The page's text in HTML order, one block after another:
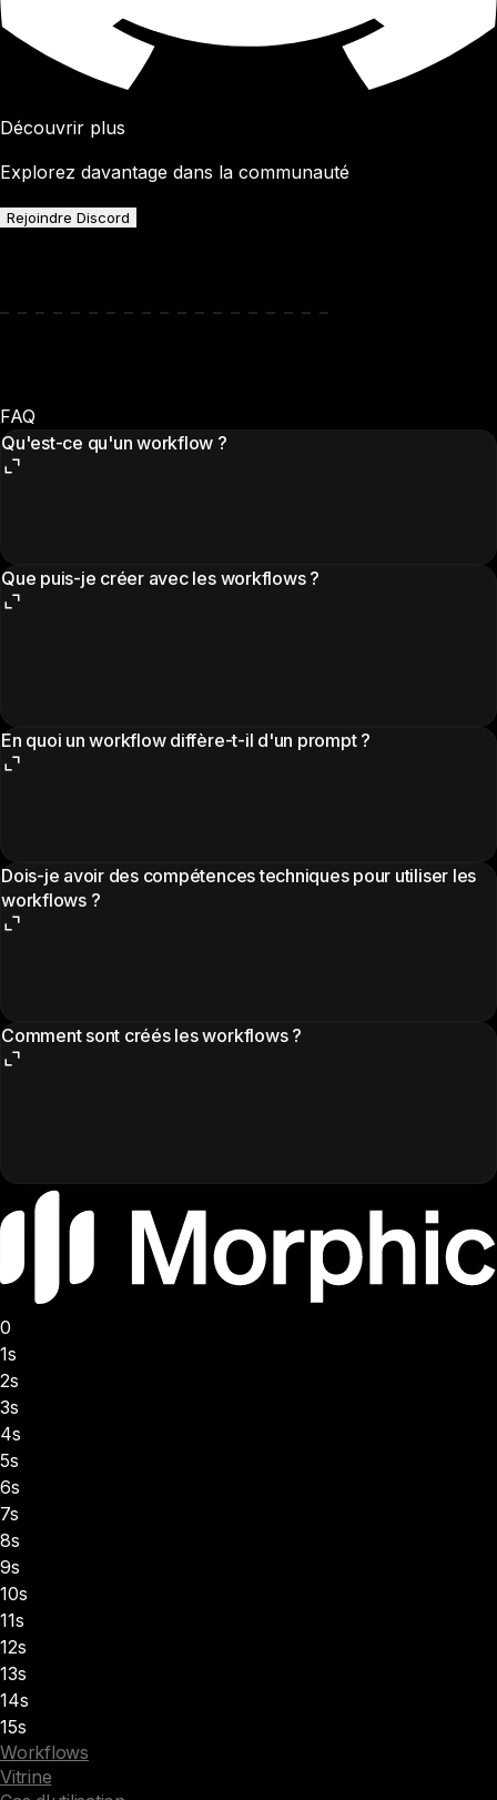
Découvrir plus
Explorez davantage dans la communauté
Rejoindre Discord
FAQ
Qu'est-ce qu'un workflow ?
Que puis-je créer avec les workflows ?
En quoi un workflow diffère-t-il d'un prompt ?
Dois-je avoir des compétences techniques pour utiliser les
workflows ?
Comment sont créés les workflows ?
0
1s
2s
3s
4s
5s
6s
7s
8s
9s
10s
11s
12s
13s
14s
15s
Workflows
Vitrine